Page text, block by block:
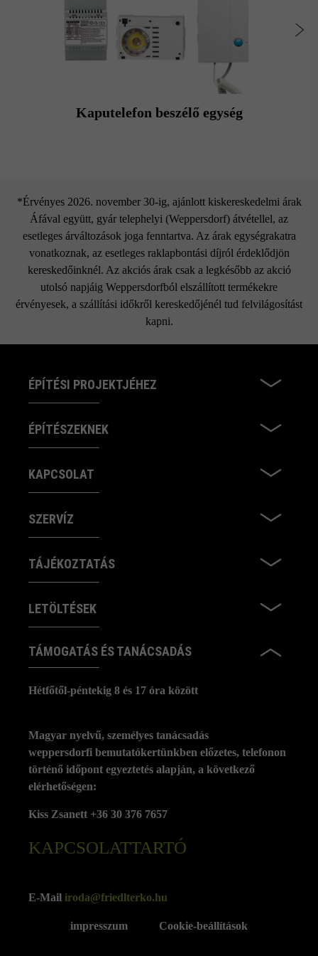
Kaputelefon beszélő egység
*Érvényes 2026. november 30-ig, ajánlott kiskereskedelmi árak
Áfával együtt, gyár telephelyi (Weppersdorf) átvétellel, az
esetleges árváltozások joga fenntartva. Az árak egységrakatra
vonatkoznak, az esetleges raklapbontási díjról érdeklődjön
kereskedőinknél. Az akciós árak csak a legkésőbb az akció
utolsó napjáig Weppersdorfból elszállított termékekre
érvényesek, a szállítási időkről kereskedőjénél tud felvilágosítást
kapni.
ÉPÍTÉSI PROJEKTJÉHEZ
ÉPÍTÉSZEKNEK
KAPCSOLAT
SZERVÍZ
TÁJÉKOZTATÁS
LETÖLTÉSEK
TÁMOGATÁS ÉS TANÁCSADÁS
Hétfőtől-péntekig 8 és 17 óra között
KAPCSOLATTARTÓ
Magyar nyelvű, személyes tanácsadás
weppersdorfi bemutatókertünkben előzetes, telefonon
történő időpont egyeztetés alapján, a következő
elérhetőségen:
Kiss Zsanett +36 30 376 7657
E-Mail iroda@friedlterko.hu
impresszum Cookie-beállítások